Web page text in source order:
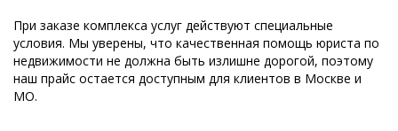
При заказе комплекса услуг действуют специальные
условия. Мы уверены, что качественная помощь юриста по
недвижимости не должна быть излишне дорогой, поэтому
наш прайс остается доступным для клиентов в Москве и
МО.